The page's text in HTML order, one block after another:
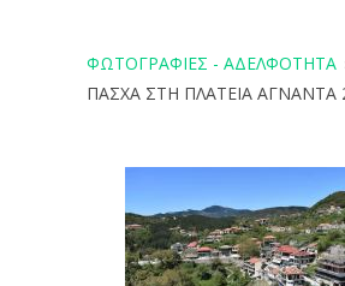
ΦΩΤΟΓΡΑΦΊΕΣ - ΑΔΕΛΦΌΤΗΤΑ
ΠΑΣΧΑ ΣΤΗ ΠΛΑΤΕΙΑ ΑΓΝΑΝΤΑ